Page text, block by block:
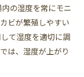
の湿度を常にモニ
ビが繁殖しやすい
て湿度を適切に調
は、湿度が上がり